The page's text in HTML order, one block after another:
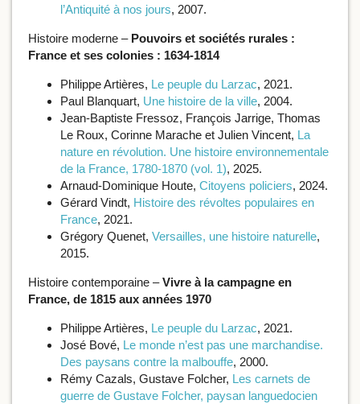
l’Antiquité à nos jours, 2007.
Histoire moderne –Pouvoirs et sociétés rurales :
France et ses colonies : 1634-1814
Philippe Artières, Le peuple du Larzac, 2021.
Paul Blanquart, Une histoire de la ville, 2004.
Jean-Baptiste Fressoz, François Jarrige, Thomas
Le Roux, Corinne Marache et Julien Vincent, La
nature en révolution. Une histoire environnementale
de la France, 1780-1870 (vol. 1), 2025.
Arnaud-Dominique Houte, Citoyens policiers, 2024.
Gérard Vindt, Histoire des révoltes populaires en
France, 2021.
Grégory Quenet, Versailles, une histoire naturelle,
2015.
Histoire contemporaine –Vivre à la campagne en
France, de 1815 aux années 1970
Philippe Artières, Le peuple du Larzac, 2021.
José Bové, Le monde n’est pas une marchandise.
Des paysans contre la malbouffe, 2000.
Rémy Cazals, Gustave Folcher, Les carnets de
guerre de Gustave Folcher, paysan languedocien